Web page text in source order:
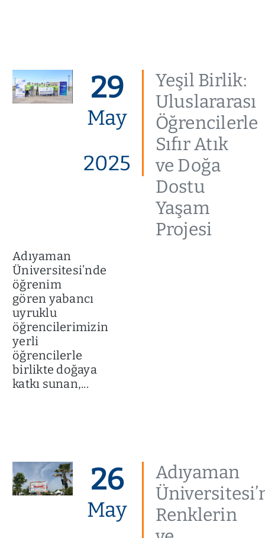
29
May
2025
Yeşil Birlik:
Uluslararası
Öğrencilerle
Sıfır Atık
ve Doğa
Dostu
Yaşam
Projesi
Adıyaman
Üniversitesi’nde
öğrenim
gören yabancı
uyruklu
öğrencilerimizin
yerli
öğrencilerle
birlikte doğaya
katkı sunan,...
26
May
Adıyaman
Renklerin